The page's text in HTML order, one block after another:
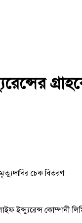
ইন্স্যুরেন্স কোম্পানী